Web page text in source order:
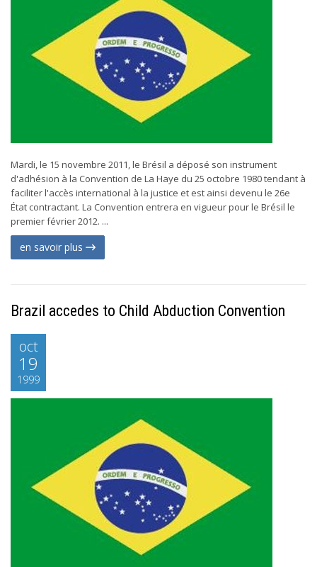
Mardi, le 15 novembre 2011, le Brésil a déposé son instrument
d'adhésion à la Convention de La Haye du 25 octobre 1980 tendant à
faciliter l'accès international à la justice et est ainsi devenu le 26e
État contractant. La Convention entrera en vigueur pour le Brésil le
premier février 2012. ...
en savoir plus
Brazil accedes to Child Abduction Convention
oct
19
1999